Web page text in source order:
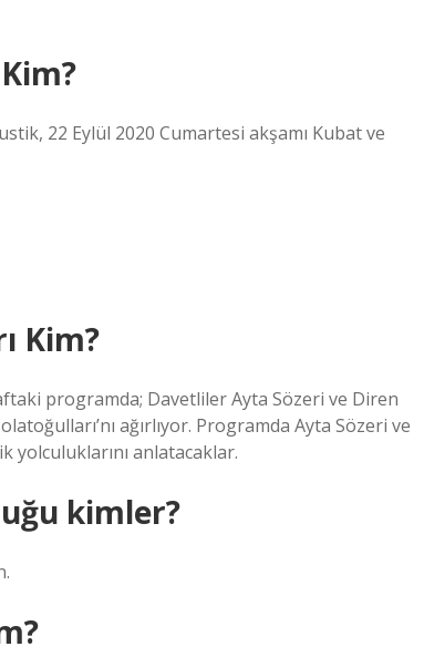
22 Eylül 2020 Cumartesi akşamı Kubat ve
Kim?
programda; Davetliler Ayta Sözeri ve Diren
ağırlıyor. Programda Ayta Sözeri ve
yolculuklarını anlatacaklar.
kimler?